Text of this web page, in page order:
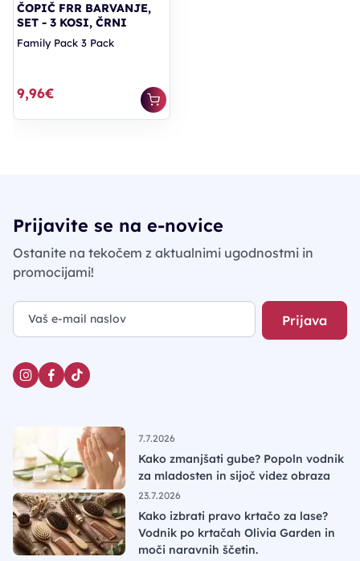
ČOPIČ FRR BARVANJE,
SET - 3 KOSI, ČRNI
Family Pack 3 Pack
9,96€
Prijavite se na e-novice
Ostanite na tekočem z aktualnimi ugodnostmi in
promocijami!
Prijava
7.7.2026
Kako zmanjšati gube? Popoln vodnik
za mladosten in sijoč videz obraza
23.7.2026
Kako izbrati pravo krtačo za lase?
Vodnik po krtačah Olivia Garden in
moči naravnih ščetin.